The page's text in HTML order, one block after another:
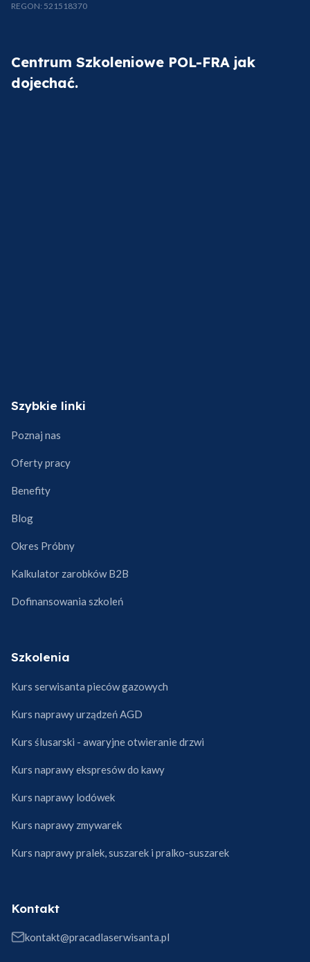
REGON: 521518370
Centrum Szkoleniowe POL-FRA jak
dojechać.
Szybkie linki
Poznaj nas
Oferty pracy
Benefity
Blog
Okres Próbny
Kalkulator zarobków B2B
Dofinansowania szkoleń
Szkolenia
Kurs serwisanta pieców gazowych
Kurs naprawy urządzeń AGD
Kurs ślusarski - awaryjne otwieranie drzwi
Kurs naprawy ekspresów do kawy
Kurs naprawy lodówek
Kurs naprawy zmywarek
Kurs naprawy pralek, suszarek i pralko-suszarek
Kontakt
kontakt@pracadlaserwisanta.pl